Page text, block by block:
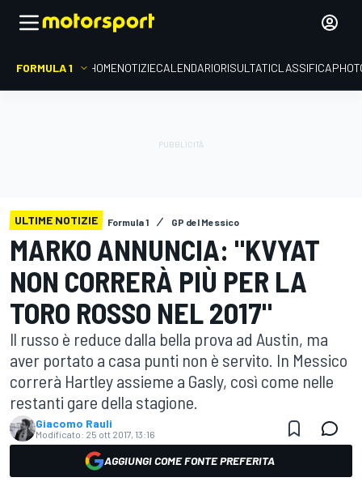
FORMULA 1 HOMENOTIZIECALENDARIORISULTATICLASSIFICA
ULTIME NOTIZIE Formula 1 GP del Messico
MARKO ANNUNCIA: "KVYAT
NON CORRERÀ PIÙ PER LA
TORO ROSSO NEL 2017"
Il russo è reduce dalla bella prova ad Austin, ma
aver portato a casa punti non è servito. In Messico
correrà Hartley assieme a Gasly, così come nelle
restanti gare della stagione.
Giacomo Rauli
Modificato: 25 ott 2017, 13:16
AGGIUNGI COME FONTE PREFERITA